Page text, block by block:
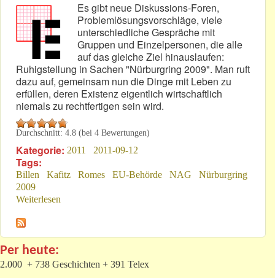
Es gibt neue Diskussions-Foren,
Problemlösungsvorschläge, viele
unterschiedliche Gespräche mit
Gruppen und Einzelpersonen, die alle
auf das gleiche Ziel hinauslaufen:
Ruhigstellung in Sachen "Nürburgring 2009". Man ruft
dazu auf, gemeinsam nun die Dinge mit Leben zu
erfüllen, deren Existenz eigentlich wirtschaftlich
niemals zu rechtfertigen sein wird.
Durchschnitt: 4.8 (bei 4 Bewertungen)
Kategorie: 2011 2011-09-12
Tags:
Billen Kafitz Romes EU-Behörde NAG
Nürburgring
2009
Weiterlesen
Per heute:
2.000 + 738 Geschichten + 391 Telex